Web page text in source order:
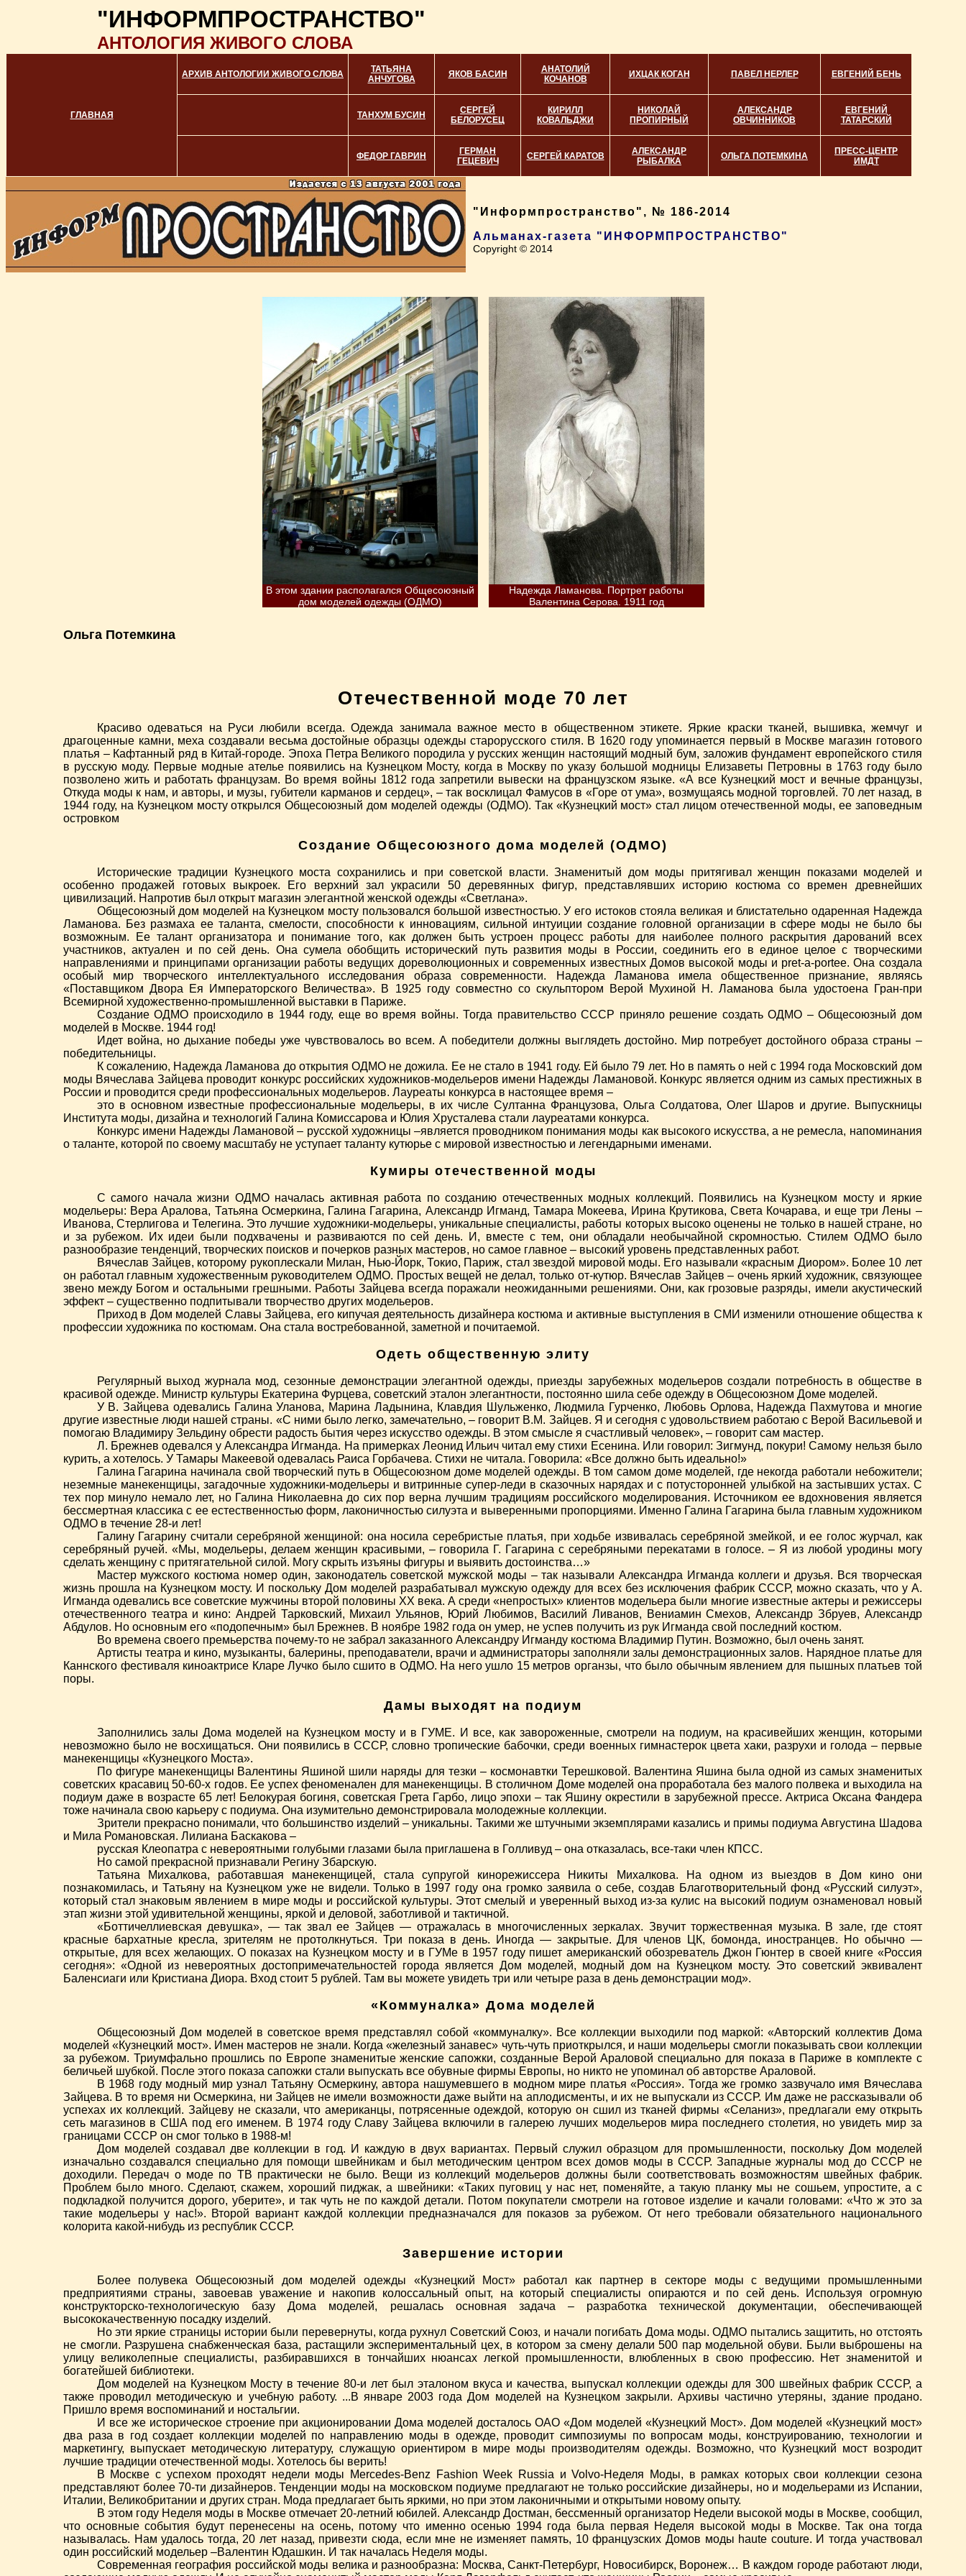
"ИНФОРМПРОСТРАНСТВО"
АНТОЛОГИЯ ЖИВОГО СЛОВА
ГЛАВНАЯ
АРХИВ АНТОЛОГИИ ЖИВОГО СЛОВА
ТАТЬЯНА
АНЧУГОВА
ЯКОВ БАСИН
АНАТОЛИЙ
КОЧАНОВ
ИХЦАК КОГАН ПАВЕЛ НЕРЛЕР ЕВГЕНИЙ БЕНЬ
ТАНХУМ БУСИН
СЕРГЕЙ
БЕЛОРУСЕЦ
КИРИЛЛ
КОВАЛЬДЖИ
НИКОЛАЙ
ПРОПИРНЫЙ
АЛЕКСАНДР
ОВЧИННИКОВ
ЕВГЕНИЙ
ТАТАРСКИЙ
ФЕДОР ГАВРИН
ГЕРМАН
ГЕЦЕВИЧ
СЕРГЕЙ КАРАТОВ
АЛЕКСАНДР
РЫБАЛКА
ОЛЬГА ПОТЕМКИНА
ПРЕСС-ЦЕНТР
ИМДТ
"Информпространство", № 186-2014
Альманах-газета "ИНФОРМПРОСТРАНСТВО"
Copyright © 2014
В этом здании располагался Общесоюзный
дом моделей одежды (ОДМО)
Надежда Ламанова. Портрет работы
Валентина Серова. 1911 год
Ольга Потемкина
Отечественной моде 70 лет
Красиво одеваться на Руси любили всегда. Одежда занимала важное место в общественном этикете. Яркие краски тканей, вышивка, жемчуг и
драгоценные камни, меха создавали весьма достойные образцы одежды старорусского стиля. В 1620 году упоминается первый в Москве магазин готового
платья – Кафтанный ряд в Китай-городе. Эпоха Петра Великого породила у русских женщин настоящий модный бум, заложив фундамент европейского стиля
в русскую моду. Первые модные ателье появились на Кузнецком Мосту, когда в Москву по указу большой модницы Елизаветы Петровны в 1763 году было
позволено жить и работать французам. Во время войны 1812 года запретили вывески на французском языке. «А все Кузнецкий мост и вечные французы,
Откуда моды к нам, и авторы, и музы, губители карманов и сердец», – так восклицал Фамусов в «Горе от ума», возмущаясь модной торговлей. 70 лет назад, в
1944 году, на Кузнецком мосту открылся Общесоюзный дом моделей одежды (ОДМО). Так «Кузнецкий мост» стал лицом отечественной моды, ее заповедным
островком
Создание Общесоюзного дома моделей (ОДМО)
Исторические традиции Кузнецкого моста сохранились и при советской власти. Знаменитый дом моды притягивал женщин показами моделей и
особенно продажей готовых выкроек. Его верхний зал украсили 50 деревянных фигур, представлявших историю костюма со времен древнейших
цивилизаций. Напротив был открыт магазин элегантной женской одежды «Светлана».
Общесоюзный дом моделей на Кузнецком мосту пользовался большой известностью. У его истоков стояла великая и блистательно одаренная Надежда
Ламанова. Без размаха ее таланта, смелости, способности к инновациям, сильной интуиции создание головной организации в сфере моды не было бы
возможным. Ее талант организатора и понимание того, как должен быть устроен процесс работы для наиболее полного раскрытия дарований всех
участников, актуален и по сей день. Она сумела обобщить исторический путь развития моды в России, соединить его в единое целое с творческими
направлениями и принципами организации работы ведущих дореволюционных и современных известных Домов высокой моды и pret-a-portee. Она создала
особый мир творческого интеллектуального исследования образа современности. Надежда Ламанова имела общественное признание, являясь
«Поставщиком Двора Ея Императорского Величества». В 1925 году совместно со скульптором Верой Мухиной Н. Ламанова была удостоена Гран-при
Всемирной художественно-промышленной выставки в Париже.
Создание ОДМО происходило в 1944 году, еще во время войны. Тогда правительство СССР приняло решение создать ОДМО – Общесоюзный дом
моделей в Москве. 1944 год!
Идет война, но дыхание победы уже чувствовалось во всем. А победители должны выглядеть достойно. Мир потребует достойного образа страны –
победительницы.
К сожалению, Надежда Ламанова до открытия ОДМО не дожила. Ее не стало в 1941 году. Ей было 79 лет. Но в память о ней с 1994 года Московский дом
моды Вячеслава Зайцева проводит конкурс российских художников-модельеров имени Надежды Ламановой. Конкурс является одним из самых престижных в
России и проводится среди профессиональных модельеров. Лауреаты конкурса в настоящее время –
это в основном известные профессиональные модельеры, в их числе Султанна Французова, Ольга Солдатова, Олег Шаров и другие. Выпускницы
Института моды, дизайна и технологий Галина Комиссарова и Юлия Хрусталева стали лауреатами конкурса.
Конкурс имени Надежды Ламановой – русской художницы –является проводником понимания моды как высокого искусства, а не ремесла, напоминания
о таланте, которой по своему масштабу не уступает таланту кутюрье с мировой известностью и легендарными именами.
Кумиры отечественной моды
С самого начала жизни ОДМО началась активная работа по созданию отечественных модных коллекций. Появились на Кузнецком мосту и яркие
модельеры: Вера Аралова, Татьяна Осмеркина, Галина Гагарина, Александр Игманд, Тамара Мокеева, Ирина Крутикова, Света Кочарава, и еще три Лены –
Иванова, Стерлигова и Телегина. Это лучшие художники-модельеры, уникальные специалисты, работы которых высоко оценены не только в нашей стране, но
и за рубежом. Их идеи были подхвачены и развиваются по сей день. И, вместе с тем, они обладали необычайной скромностью. Стилем ОДМО было
разнообразие тенденций, творческих поисков и почерков разных мастеров, но самое главное – высокий уровень представленных работ.
Вячеслав Зайцев, которому рукоплескали Милан, Нью-Йорк, Токио, Париж, стал звездой мировой моды. Его называли «красным Диором». Более 10 лет
он работал главным художественным руководителем ОДМО. Простых вещей не делал, только от-кутюр. Вячеслав Зайцев – очень яркий художник, связующее
звено между Богом и остальными грешными. Работы Зайцева всегда поражали неожиданными решениями. Они, как грозовые разряды, имели акустический
эффект – существенно подпитывали творчество других модельеров.
Приход в Дом моделей Славы Зайцева, его кипучая деятельность дизайнера костюма и активные выступления в СМИ изменили отношение общества к
профессии художника по костюмам. Она стала востребованной, заметной и почитаемой.
Одеть общественную элиту
Регулярный выход журнала мод, сезонные демонстрации элегантной одежды, приезды зарубежных модельеров создали потребность в обществе в
красивой одежде. Министр культуры Екатерина Фурцева, советский эталон элегантности, постоянно шила себе одежду в Общесоюзном Доме моделей.
У В. Зайцева одевались Галина Уланова, Марина Ладынина, Клавдия Шульженко, Людмила Гурченко, Любовь Орлова, Надежда Пахмутова и многие
другие известные люди нашей страны. «С ними было легко, замечательно, – говорит В.М. Зайцев. Я и сегодня с удовольствием работаю с Верой Васильевой и
помогаю Владимиру Зельдину обрести радость бытия через искусство одежды. В этом смысле я счастливый человек», – говорит сам мастер.
Л. Брежнев одевался у Александра Игманда. На примерках Леонид Ильич читал ему стихи Есенина. Или говорил: Зигмунд, покури! Самому нельзя было
курить, а хотелось. У Тамары Макеевой одевалась Раиса Горбачева. Стихи не читала. Говорила: «Все должно быть идеально!»
Галина Гагарина начинала свой творческий путь в Общесоюзном доме моделей одежды. В том самом доме моделей, где некогда работали небожители;
неземные манекенщицы, загадочные художники-модельеры и витринные супер-леди в сказочных нарядах и с потусторонней улыбкой на застывших устах. С
тех пор минуло немало лет, но Галина Николаевна до сих пор верна лучшим традициям российского моделирования. Источником ее вдохновения является
бессмертная классика с ее естественностью форм, лаконичностью силуэта и выверенными пропорциями. Именно Галина Гагарина была главным художником
ОДМО в течение 28-и лет!
Галину Гагарину считали серебряной женщиной: она носила серебристые платья, при ходьбе извивалась серебряной змейкой, и ее голос журчал, как
серебряный ручей. «Мы, модельеры, делаем женщин красивыми, – говорила Г. Гагарина с серебряными перекатами в голосе. – Я из любой уродины могу
сделать женщину с притягательной силой. Могу скрыть изъяны фигуры и выявить достоинства…»
Мастер мужского костюма номер один, законодатель советской мужской моды – так называли Александра Игманда коллеги и друзья. Вся творческая
жизнь прошла на Кузнецком мосту. И поскольку Дом моделей разрабатывал мужскую одежду для всех без исключения фабрик СССР, можно сказать, что у А.
Игманда одевались все советские мужчины второй половины XX века. А среди «непростых» клиентов модельера были многие известные актеры и режиссеры
отечественного театра и кино: Андрей Тарковский, Михаил Ульянов, Юрий Любимов, Василий Ливанов, Вениамин Смехов, Александр Збруев, Александр
Абдулов. Но основным его «подопечным» был Брежнев. В ноябре 1982 года он умер, не успев получить из рук Игманда свой последний костюм.
Во времена своего премьерства почему-то не забрал заказанного Александру Игманду костюма Владимир Путин. Возможно, был очень занят.
Артисты театра и кино, музыканты, балерины, преподаватели, врачи и администраторы заполняли залы демонстрационных залов. Нарядное платье для
Каннского фестиваля киноактрисе Кларе Лучко было сшито в ОДМО. На него ушло 15 метров органзы, что было обычным явлением для пышных платьев той
поры.
Дамы выходят на подиум
Заполнились залы Дома моделей на Кузнецком мосту и в ГУМЕ. И все, как завороженные, смотрели на подиум, на красивейших женщин, которыми
невозможно было не восхищаться. Они появились в СССР, словно тропические бабочки, среди военных гимнастерок цвета хаки, разрухи и голода – первые
манекенщицы «Кузнецкого Моста».
По фигуре манекенщицы Валентины Яшиной шили наряды для тезки – космонавтки Терешковой. Валентина Яшина была одной из самых знаменитых
советских красавиц 50-60-х годов. Ее успех феноменален для манекенщицы. В столичном Доме моделей она проработала без малого полвека и выходила на
подиум даже в возрасте 65 лет! Белокурая богиня, советская Грета Гарбо, лицо эпохи – так Яшину окрестили в зарубежной прессе. Актриса Оксана Фандера
тоже начинала свою карьеру с подиума. Она изумительно демонстрировала молодежные коллекции.
Зрители прекрасно понимали, что большинство изделий – уникальны. Такими же штучными экземплярами казались и примы подиума Августина Шадова
и Мила Романовская. Лилиана Баскакова –
русская Клеопатра с невероятными голубыми глазами была приглашена в Голливуд – она отказалась, все-таки член КПСС.
Но самой прекрасной признавали Регину Збарскую.
Татьяна Михалкова, работавшая манекенщицей, стала супругой кинорежиссера Никиты Михалкова. На одном из выездов в Дом кино они
познакомилась, и Татьяну на Кузнецком уже не видели. Только в 1997 году она громко заявила о себе, создав Благотворительный фонд «Русский силуэт»,
который стал знаковым явлением в мире моды и российской культуры. Этот смелый и уверенный выход из-за кулис на высокий подиум ознаменовал новый
этап жизни этой удивительной женщины, яркой и деловой, заботливой и тактичной.
«Боттичеллиевская девушка», — так звал ее Зайцев — отражалась в многочисленных зеркалах. Звучит торжественная музыка. В зале, где стоят
красные бархатные кресла, зрителям не протолкнуться. Три показа в день. Иногда — закрытые. Для членов ЦК, бомонда, иностранцев. Но обычно —
открытые, для всех желающих. О показах на Кузнецком мосту и в ГУМе в 1957 году пишет американский обозреватель Джон Гюнтер в своей книге «Россия
сегодня»: «Одной из невероятных достопримечательностей города является Дом моделей, модный дом на Кузнецком мосту. Это советский эквивалент
Баленсиаги или Кристиана Диора. Вход стоит 5 рублей. Там вы можете увидеть три или четыре раза в день демонстрации мод».
«Коммуналка» Дома моделей
Общесоюзный Дом моделей в советское время представлял собой «коммуналку». Все коллекции выходили под маркой: «Авторский коллектив Дома
моделей «Кузнецкий мост». Имен мастеров не знали. Когда «железный занавес» чуть-чуть приоткрылся, и наши модельеры смогли показывать свои коллекции
за рубежом. Триумфально прошлись по Европе знаменитые женские сапожки, созданные Верой Араловой специально для показа в Париже в комплекте с
беличьей шубкой. После этого показа сапожки стали выпускать все обувные фирмы Европы, но никто не упоминал об авторстве Араловой.
В 1968 году модный мир узнал Татьяну Осмеркину, автора нашумевшего в модном мире платья «Россия». Тогда же громко зазвучало имя Вячеслава
Зайцева. В то время ни Осмеркина, ни Зайцев не имели возможности даже выйти на аплодисменты, и их не выпускали из СССР. Им даже не рассказывали об
успехах их коллекций. Зайцеву не сказали, что американцы, потрясенные одеждой, которую он сшил из тканей фирмы «Селаниз», предлагали ему открыть
сеть магазинов в США под его именем. В 1974 году Славу Зайцева включили в галерею лучших модельеров мира последнего столетия, но увидеть мир за
границами СССР он смог только в 1988-м!
Дом моделей создавал две коллекции в год. И каждую в двух вариантах. Первый служил образцом для промышленности, поскольку Дом моделей
изначально создавался специально для помощи швейникам и был методическим центром всех домов моды в СССР. Западные журналы мод до СССР не
доходили. Передач о моде по ТВ практически не было. Вещи из коллекций модельеров должны были соответствовать возможностям швейных фабрик.
Проблем было много. Сделают, скажем, хороший пиджак, а швейники: «Таких пуговиц у нас нет, поменяйте, а такую планку мы не сошьем, упростите, а с
подкладкой получится дорого, уберите», и так чуть не по каждой детали. Потом покупатели смотрели на готовое изделие и качали головами: «Что ж это за
такие модельеры у нас!». Второй вариант каждой коллекции предназначался для показов за рубежом. От него требовали обязательного национального
колорита какой-нибудь из республик СССР.
Завершение истории
Более полувека Общесоюзный дом моделей одежды «Кузнецкий Мост» работал как партнер в секторе моды с ведущими промышленными
предприятиями страны, завоевав уважение и накопив колоссальный опыт, на который специалисты опираются и по сей день. Используя огромную
конструкторско-технологическую базу Дома моделей, решалась основная задача – разработка технической документации, обеспечивающей
высококачественную посадку изделий.
Но эти яркие страницы истории были перевернуты, когда рухнул Советский Союз, и начали погибать Дома моды. ОДМО пытались защитить, но отстоять
не смогли. Разрушена снабженческая база, растащили экспериментальный цех, в котором за смену делали 500 пар модельной обуви. Были выброшены на
улицу великолепные специалисты, разбиравшихся в тончайших нюансах легкой промышленности, влюбленных в свою профессию. Нет знаменитой и
богатейшей библиотеки.
Дом моделей на Кузнецком Мосту в течение 80-и лет был эталоном вкуса и качества, выпускал коллекции одежды для 300 швейных фабрик СССР, а
также проводил методическую и учебную работу. ...В январе 2003 года Дом моделей на Кузнецком закрыли. Архивы частично утеряны, здание продано.
Пришло время воспоминаний и ностальгии.
И все же историческое строение при акционировании Дома моделей досталось ОАО «Дом моделей «Кузнецкий Мост». Дом моделей «Кузнецкий мост»
два раза в год создает коллекции моделей по направлению моды в одежде, проводит симпозиумы по вопросам моды, конструированию, технологии и
маркетингу, выпускает методическую литературу, служащую ориентиром в мире моды производителям одежды. Возможно, что Кузнецкий мост возродит
лучшие традиции отечественной моды. Хотелось бы верить!
В Москве с успехом проходят недели моды Mercedes-Benz Fashion Week Russia и Volvo-Неделя Моды, в рамках которых свои коллекции сезона
представляют более 70-ти дизайнеров. Тенденции моды на московском подиуме предлагают не только российские дизайнеры, но и модельерами из Испании,
Италии, Великобритании и других стран. Мода предлагает быть яркими, но при этом лаконичными и открытыми новому опыту.
В этом году Неделя моды в Москве отмечает 20-летний юбилей. Александр Достман, бессменный организатор Недели высокой моды в Москве, сообщил,
что основные события будут перенесены на осень, потому что именно осенью 1994 года была первая Неделя высокой моды в Москве. Так она тогда
называлась. Нам удалось тогда, 20 лет назад, привезти сюда, если мне не изменяет память, 10 французских Домов моды haute couture. И тогда участвовал
один российский модельер –Валентин Юдашкин. И так началась Неделя моды.
Современная география российской моды велика и разнообразна: Москва, Санкт-Петербург, Новосибирск, Воронеж… В каждом городе работают люди,